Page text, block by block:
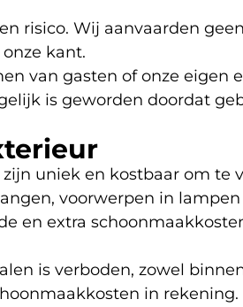
risico. Wij aanvaarden
kant.
van gasten of onze eigen
is geworden doordat
uniek en kostbaar om te
voorwerpen in
en extra
is verboden, zowel
in rekening.